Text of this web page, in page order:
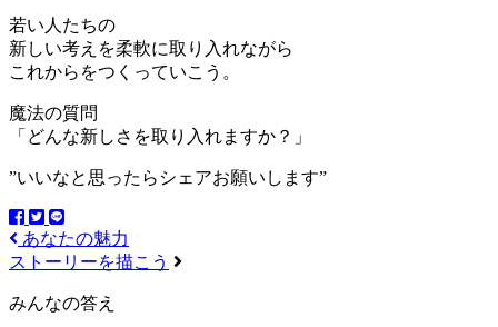
若い人たちの
新しい考えを柔軟に取り入れながら
これからをつくっていこう。
魔法の質問
「どんな新しさを取り入れますか？」
”いいなと思ったらシェアお願いします”
あなたの魅力
ストーリーを描こう
みんなの答え